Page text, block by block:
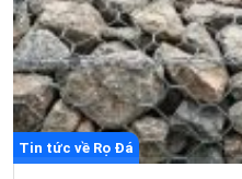
Tin tức về Rọ Đá